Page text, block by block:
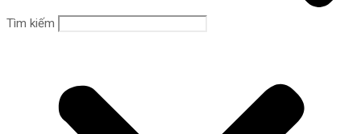
Tìm kiếm